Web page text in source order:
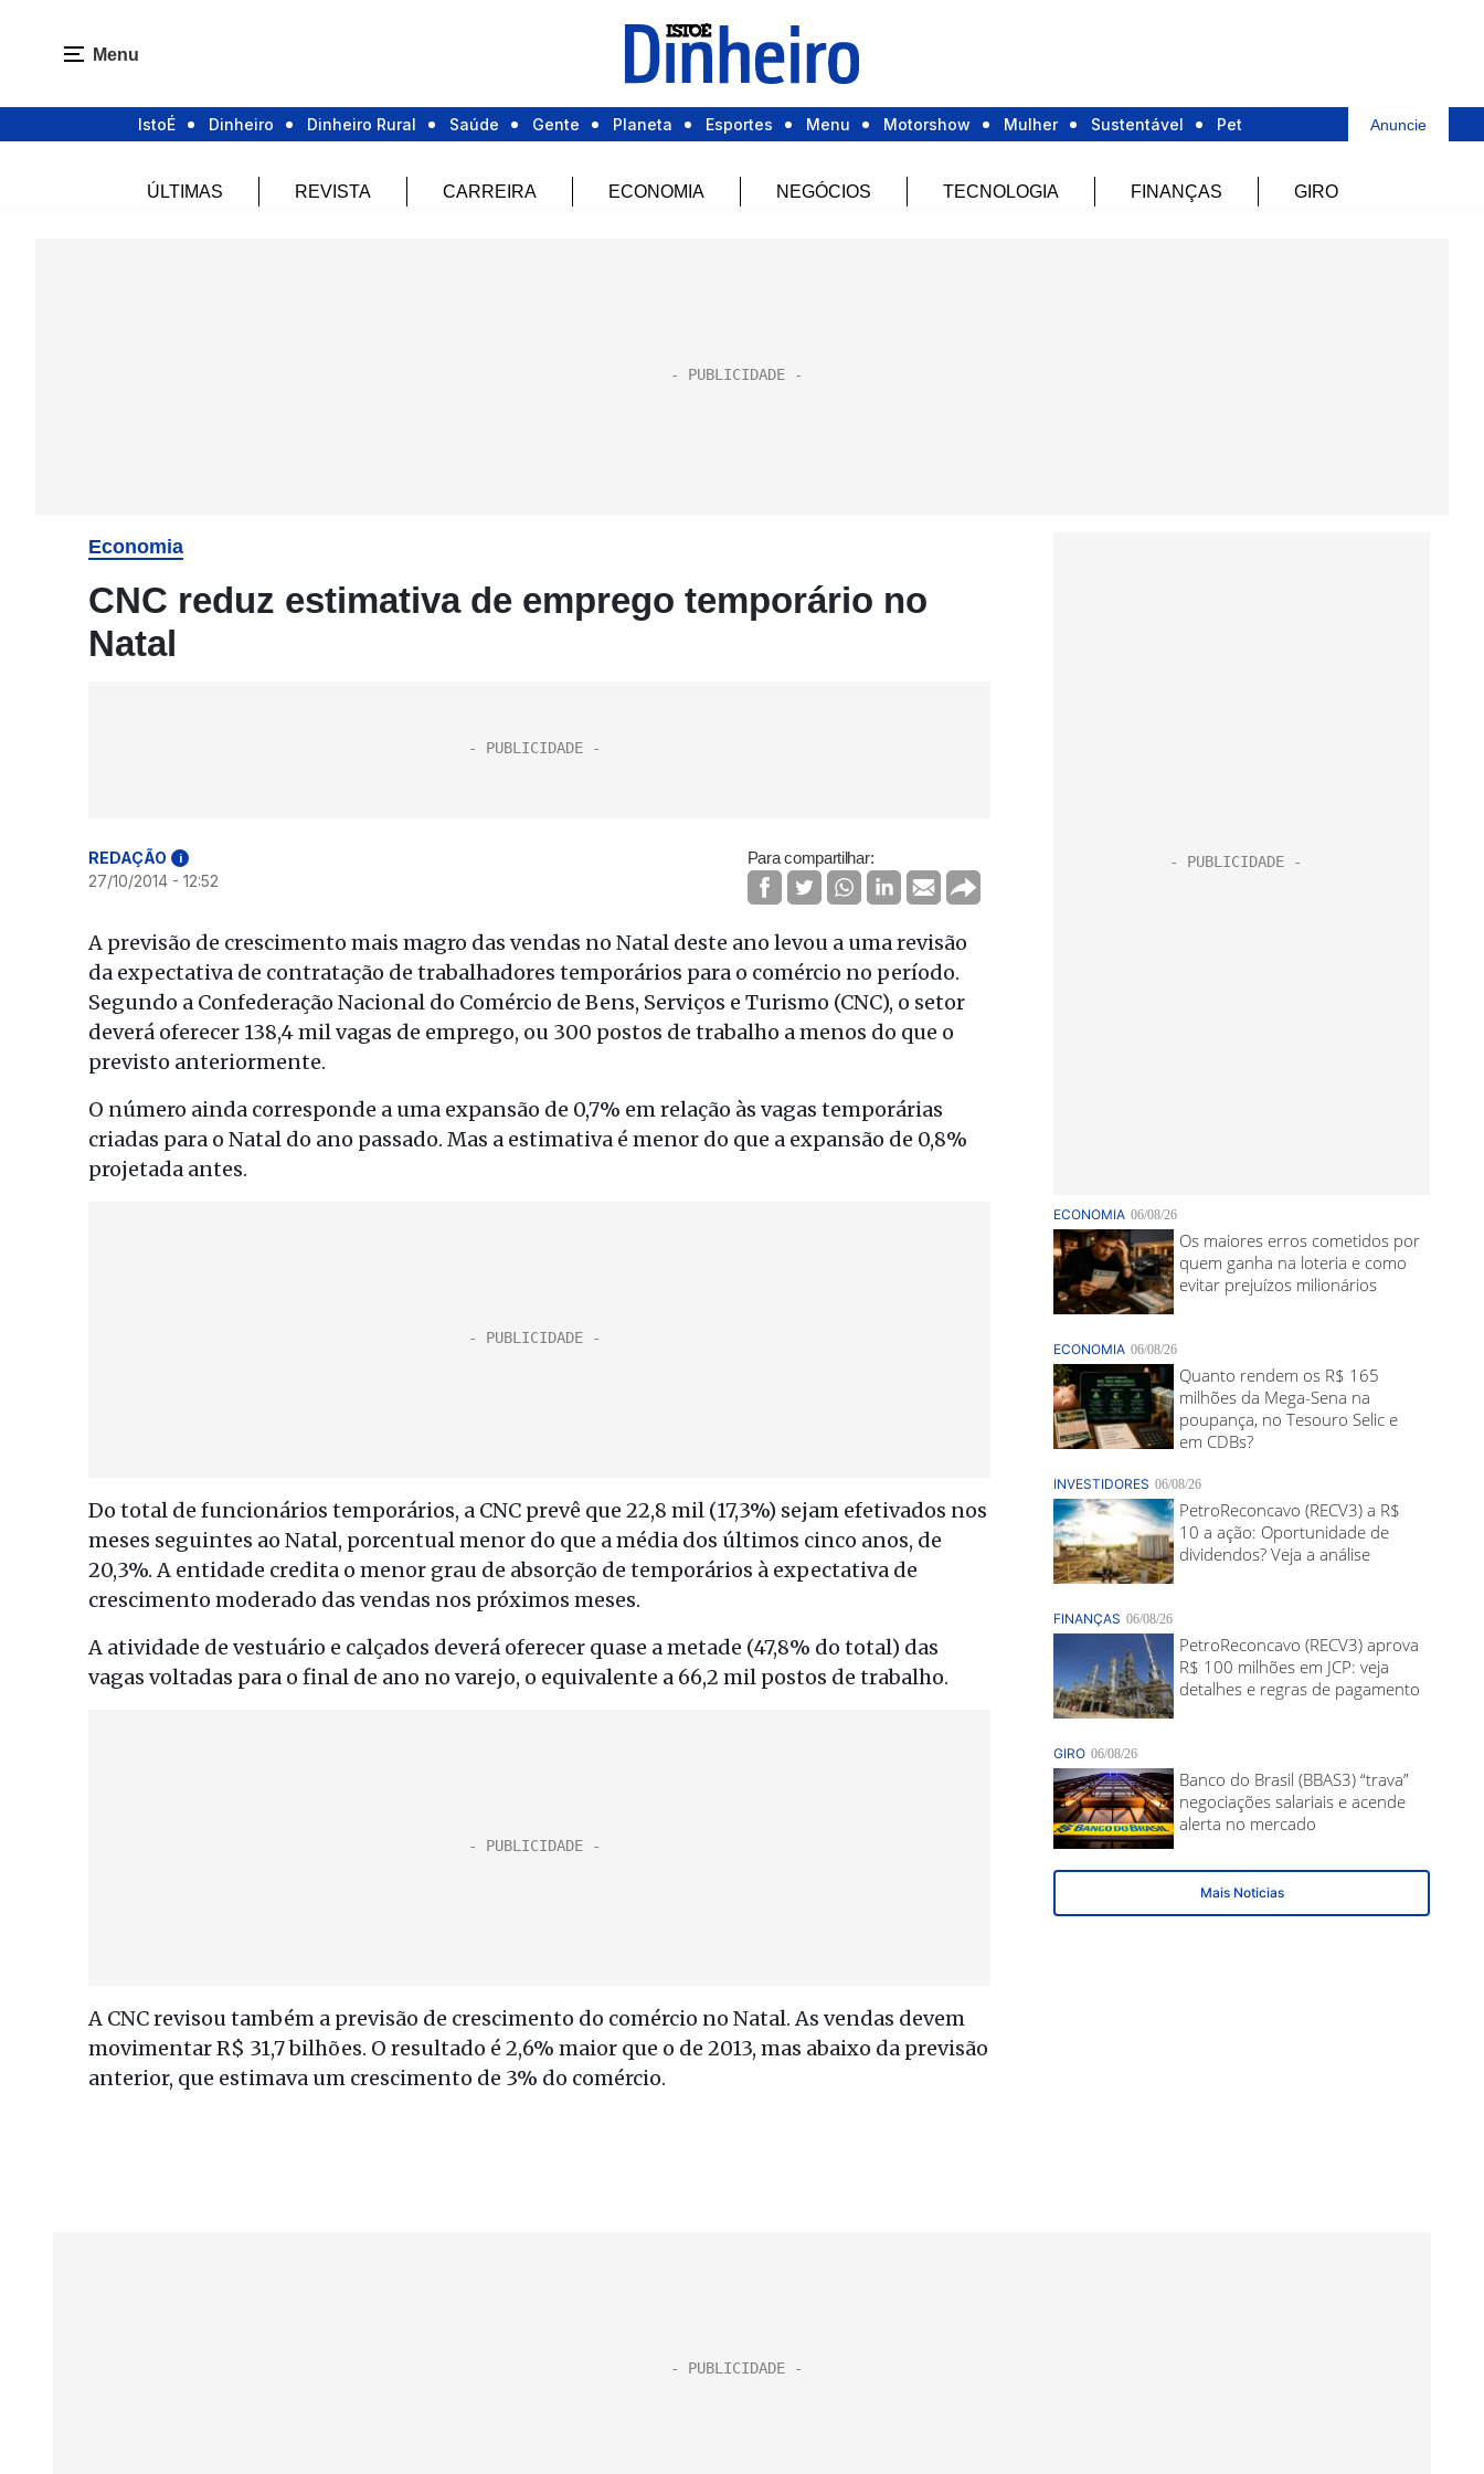
Menu
IstoÉ Dinheiro Dinheiro Rural Saúde Gente Planeta Esportes Menu Motorshow Mulher Sustentável Pet Anuncie
ÚLTIMAS REVISTA CARREIRA ECONOMIA NEGÓCIOS TECNOLOGIA FINANÇAS GIRO
Economia
CNC reduz estimativa de emprego temporário no
Natal
REDAÇÃO i
27/10/2014 - 12:52
Para compartilhar:
A previsão de crescimento mais magro das vendas no Natal deste ano levou a uma revisão
da expectativa de contratação de trabalhadores temporários para o comércio no período.
Segundo a Confederação Nacional do Comércio de Bens, Serviços e Turismo (CNC), o setor
deverá oferecer 138,4 mil vagas de emprego, ou 300 postos de trabalho a menos do que o
previsto anteriormente.
O número ainda corresponde a uma expansão de 0,7% em relação às vagas temporárias
criadas para o Natal do ano passado. Mas a estimativa é menor do que a expansão de 0,8%
projetada antes.
Do total de funcionários temporários, a CNC prevê que 22,8 mil (17,3%) sejam efetivados nos
meses seguintes ao Natal, porcentual menor do que a média dos últimos cinco anos, de
20,3%. A entidade credita o menor grau de absorção de temporários à expectativa de
crescimento moderado das vendas nos próximos meses.
A atividade de vestuário e calçados deverá oferecer quase a metade (47,8% do total) das
vagas voltadas para o final de ano no varejo, o equivalente a 66,2 mil postos de trabalho.
A CNC revisou também a previsão de crescimento do comércio no Natal. As vendas devem
movimentar R$ 31,7 bilhões. O resultado é 2,6% maior que o de 2013, mas abaixo da previsão
anterior, que estimava um crescimento de 3% do comércio.